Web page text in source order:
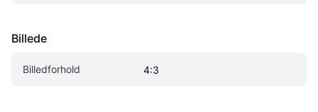
Billede
Billedforhold 4:3